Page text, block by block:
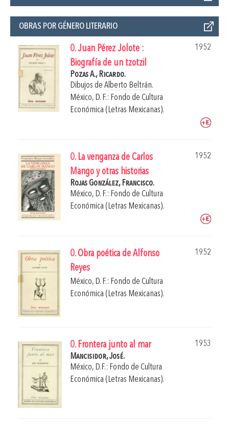
OBRAS POR GÉNERO LITERARIO
0. Juan Pérez Jolote :
Biografía de un tzotzil
1952
Pozas A., Ricardo.
Dibujos de Alberto Beltrán.
México, D. F.: Fondo de Cultura
Económica (Letras Mexicanas).
0. La venganza de Carlos
Mango y otras historias
1952
Rojas González, Francisco.
México, D. F.: Fondo de Cultura
Económica (Letras Mexicanas).
0. Obra poética de Alfonso
Reyes
1952
México, D. F.: Fondo de Cultura
Económica (Letras Mexicanas).
0. Frontera junto al mar
1953
Mancisidor, José.
México, D.F.: Fondo de Cultura
Económica (Letras Mexicanas).